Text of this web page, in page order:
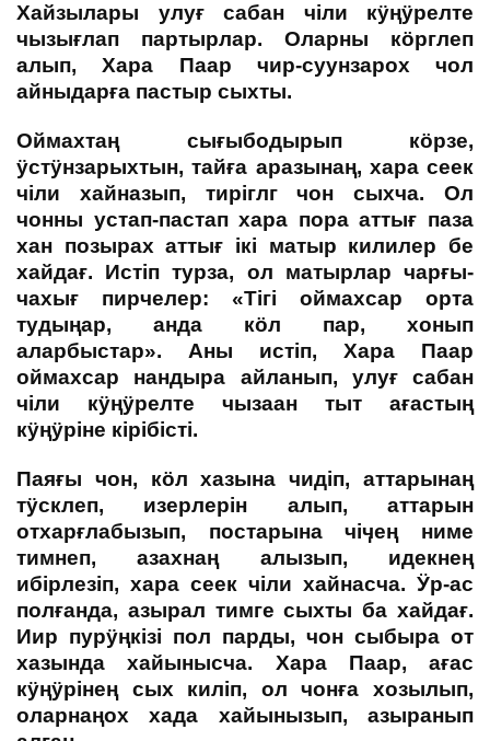
Хайзылары улуғ сабан чіли кӱңӱрелте
чызығлап партырлар. Оларны кӧрглеп
алып, Хара Паар чир-суунзарох чол
айныдарға пастыр сыхты.
Оймахтаң сығыбодырып кӧрзе,
ӱстӱнзарыхтын, тайға аразынаң, хара сеек
чіли хайназып, тиріглг чон сыхча. Ол
чонны устап-пастап хара пора аттығ паза
хан позырах аттығ ікі матыр килилер бе
хайдағ. Истіп турза, ол матырлар чарғы-
чахығ пирчелер: «Тігі оймахсар орта
тудыңар, анда кӧл пар, хонып
аларбыстар». Аны истіп, Хара Паар
оймахсар нандыра айланып, улуғ сабан
чіли кӱңӱрелте чызаан тыт ағастың
кӱңӱріне кірібісті.
Паяғы чон, кӧл хазына чидіп, аттарынаң
тӱсклеп, изерлерін алып, аттарын
отхарғлабызып, постарына чіӌең ниме
тимнеп, азахнаң алызып, идекнең
ибірлезіп, хара сеек чіли хайнасча. Ӱр-ас
полғанда, азырал тимге сыхты ба хайдағ.
Иир пурӱңкізі пол парды, чон сыбыра от
хазында хайынысча. Хара Паар, ағас
кӱңӱрінең сых киліп, ол чонға хозылып,
оларнаңох хада хайынызып, азыранып